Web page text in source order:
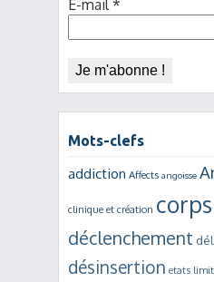
E-mail *
Mots-clefs
addiction Affects angoisse
clinique et création corps
déclenchement
désinsertion etats